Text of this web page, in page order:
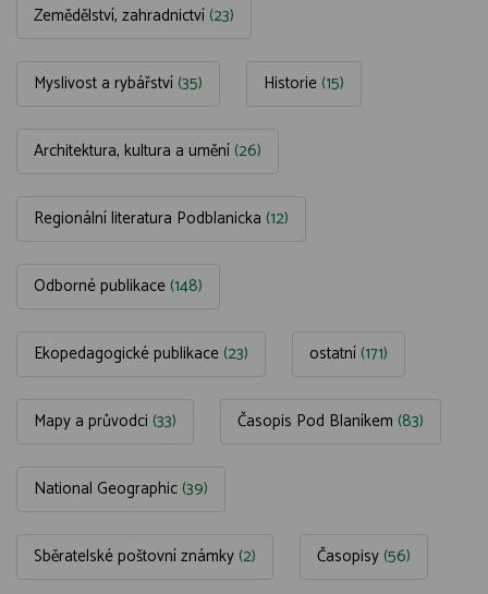
Zemědělství, zahradnictví (23)
Myslivost a rybářství (35) Historie (15)
Architektura, kultura a umění (26)
Regionální literatura Podblanicka (12)
Odborné publikace (148)
Ekopedagogické publikace (23) ostatní (171)
Mapy a průvodci (33) Časopis Pod Blaníkem (83)
National Geographic (39)
Sběratelské poštovní známky (2) Časopisy (56)